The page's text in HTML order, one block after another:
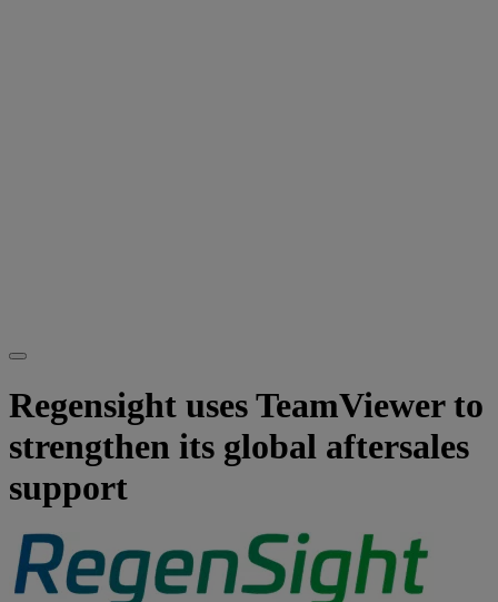
Regensight uses TeamViewer to
strengthen its global aftersales
support